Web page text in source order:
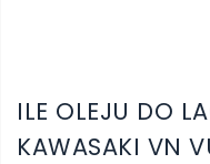
ILE OLEJU DO
KAWASAKI VN